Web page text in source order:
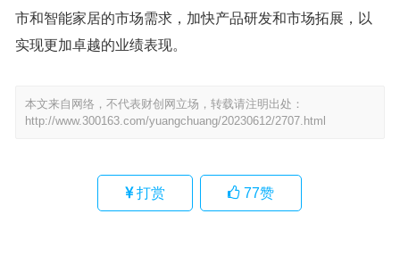
市和智能家居的市场需求，加快产品研发和市场拓展，以
实现更加卓越的业绩表现。
本文来自网络，不代表财创网立场，转载请注明出处：
http://www.300163.com/yuangchuang/20230612/2707.html
打赏 77赞